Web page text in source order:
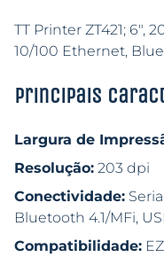
TT Printer ZT421; 6″,
10/100 Ethernet,
Principais
Largura de
Resolução: 203 dpi
Conectividade:
Bluetooth 4.1/MFi,
Compatibilidade: